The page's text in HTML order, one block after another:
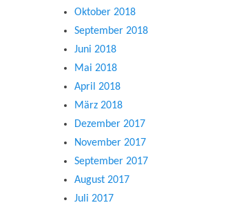
Oktober 2018
September 2018
Juni 2018
Mai 2018
April 2018
März 2018
Dezember 2017
November 2017
September 2017
August 2017
Juli 2017